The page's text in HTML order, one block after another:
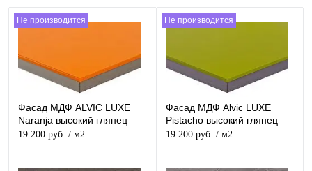
Не производится
Фасад МДФ ALVIC LUXE
Naranja высокий глянец
19 200 руб. / м2
Не производится
Фасад МДФ Alvic LUXE
Pistacho высокий глянец
19 200 руб. / м2